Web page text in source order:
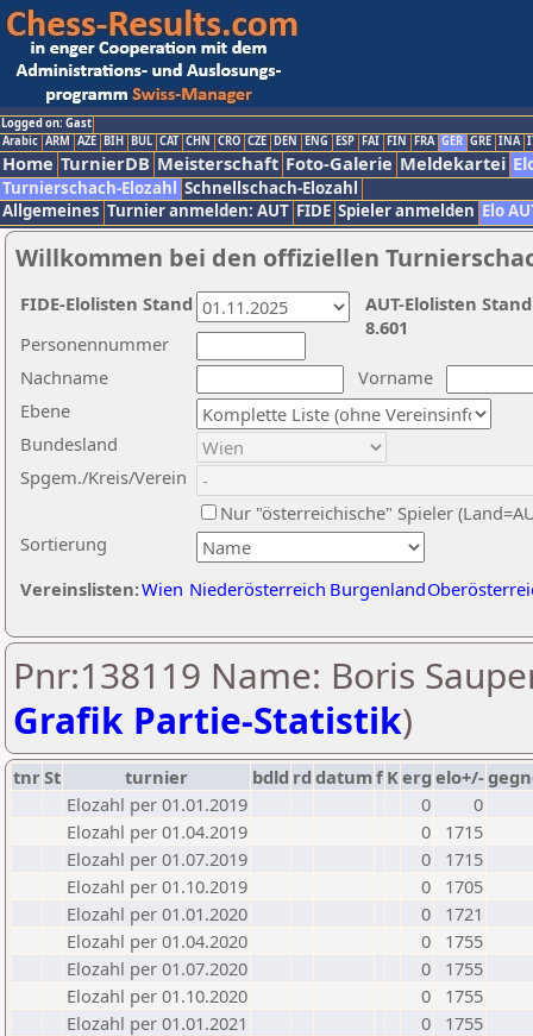
Logged on: Gast
Arabic ARM AZE BIH BUL CAT CHN CRO CZE DEN ENG ESP FAI FIN FRA GER GRE INA
Home TurnierDB Meisterschaft Foto-Galerie Meldekartei
Turnierschach-Elozahl Schnellschach-Elozahl
Allgemeines Turnier anmelden: AUT FIDE Spieler anmelden Elo
Willkommen bei den offiziellen
Nachname
Vorname
Ebene
Sortierung
Personennummer
Bundesland
Spgem./Kreis/Verein
Nur "österreichische" Spieler
Vereinslisten:Wien Niederösterreich Burgenland
AUT-Elolisten
8.601
FIDE-Elolisten Stand
Pnr:138119 Name: Boris
Grafik Partie-Statistik)
tnrSt turnier bdld rd datumf Kerg elo+/-
Elozahl per 01.01.2019
0
0
Elozahl per 01.04.2019
0
1715
Elozahl per 01.07.2019
0
1715
Elozahl per 01.10.2019
0
1705
Elozahl per 01.01.2020
0
1721
Elozahl per 01.04.2020
0
1755
Elozahl per 01.07.2020
0
1755
Elozahl per 01.10.2020
0
1755
Elozahl per 01.01.2021
0
1755